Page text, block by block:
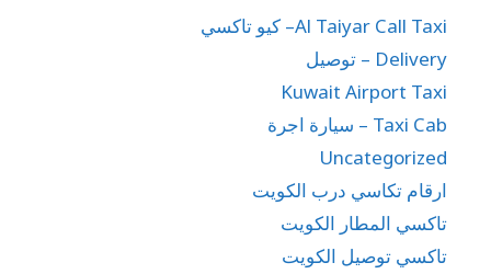
Al Taiyar Call Taxi– كيو تاكسي
Delivery – توصيل
Kuwait Airport Taxi
Taxi Cab – سيارة اجرة
Uncategorized
ارقام تكاسي درب الكويت
تاكسي المطار الكويت
تاكسي توصيل الكويت